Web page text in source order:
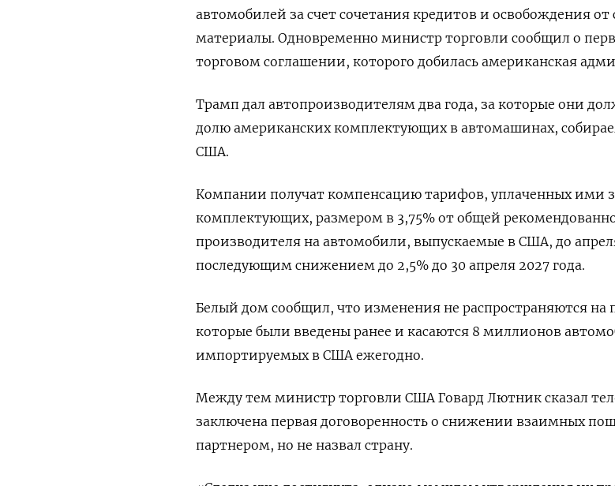
автомобилей за счет сочетания кредитов и освобождения от
материалы. Одновременно министр торговли сообщил о
торговом соглашении, которого добилась американская
Трамп дал автопроизводителям два года, за которые они
долю американских комплектующих в автомашинах,
США.
Компании получат компенсацию тарифов, уплаченных ими
комплектующих, размером в 3,75% от общей
производителя на автомобили, выпускаемые в США, до
последующим снижением до 2,5% до 30 апреля 2027 года.
Белый дом сообщил, что изменения не распространяются на
которые были введены ранее и касаются 8 миллионов
импортируемых в США ежегодно.
Между тем министр торговли США Говард Лютник сказал
заключена первая договоренность о снижении взаимных
партнером, но не назвал страну.